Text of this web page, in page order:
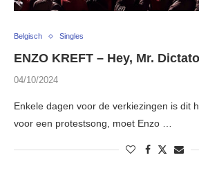
Belgisch Singles
ENZO KREFT – Hey, Mr.
04/10/2024
Enkele dagen voor de verkiezingen is dit
voor een protestsong, moet Enzo …